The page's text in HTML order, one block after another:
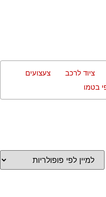
ציוד לרכב
צעצועים
בטמו